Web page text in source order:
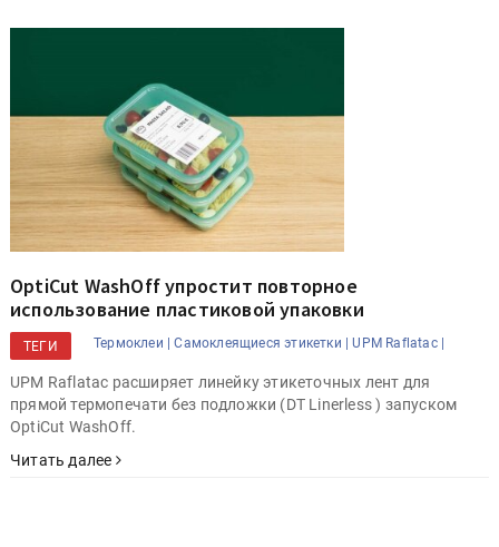
OptiCut WashOff упростит повторное
использование пластиковой упаковки
ТЕГИ Термоклеи | Самоклеящиеся этикетки | UPM Raflatac |
UPM Raflatac расширяет линейку этикеточных лент для
прямой термопечати без подложки (DT Linerless ) запуском
OptiCut WashOff.
Читать далее